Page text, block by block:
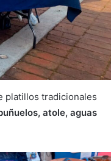
platillos tradicionales
atole, aguas